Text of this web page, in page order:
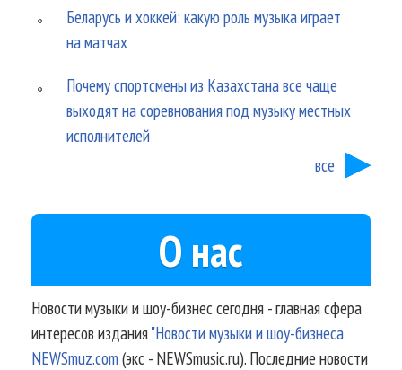
Беларусь и хоккей: какую роль музыка играет
на матчах
Почему спортсмены из Казахстана все чаще
выходят на соревнования под музыку местных
исполнителей
все
О нас
Новости музыки и шоу-бизнес сегодня - главная сфера
интересов издания"Новости музыки и шоу-бизнеса
NEWSmuz.com(экс - NEWSmusic.ru). Последние новости